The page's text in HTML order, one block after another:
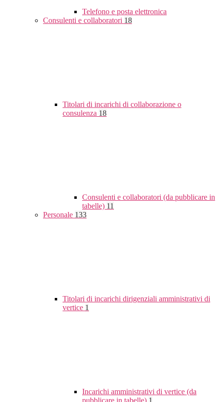
Telefono e posta elettronica
Consulenti e collaboratori 18
Titolari di incarichi di collaborazione o
consulenza 18
Consulenti e collaboratori (da pubblicare in
tabelle) 11
Personale 133
Titolari di incarichi dirigenziali amministrativi di
vertice 1
Incarichi amministrativi di vertice (da